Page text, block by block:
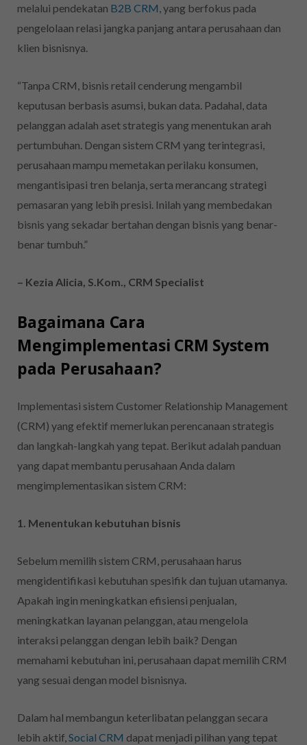
melalui pendekatan B2B CRM, yang berfokus pada
pengelolaan relasi jangka panjang antara perusahaan dan
klien bisnisnya.
“Tanpa CRM, bisnis retail cenderung mengambil
keputusan berbasis asumsi, bukan data. Padahal, data
pelanggan adalah aset strategis yang menentukan arah
pertumbuhan. Dengan sistem CRM yang terintegrasi,
perusahaan mampu memetakan perilaku konsumen,
mengantisipasi tren belanja, serta merancang strategi
pemasaran yang lebih presisi. Inilah yang membedakan
bisnis yang sekadar bertahan dengan bisnis yang benar-
benar tumbuh.”
– Kezia Alicia, S.Kom., CRM Specialist
Bagaimana Cara
Mengimplementasi CRM System
pada Perusahaan?
​Implementasi sistem Customer Relationship Management
(CRM) yang efektif memerlukan perencanaan strategis
dan langkah-langkah yang tepat. Berikut adalah panduan
yang dapat membantu perusahaan Anda dalam
mengimplementasikan sistem CRM:​
1. Menentukan kebutuhan bisnis
Sebelum memilih sistem CRM, perusahaan harus
mengidentifikasi kebutuhan spesifik dan tujuan utamanya.
Apakah ingin meningkatkan efisiensi penjualan,
meningkatkan layanan pelanggan, atau mengelola
interaksi pelanggan dengan lebih baik? Dengan
memahami kebutuhan ini, perusahaan dapat memilih CRM
yang sesuai dengan model bisnisnya.
Dalam hal membangun keterlibatan pelanggan secara
lebih aktif,Social CRM dapat menjadi pilihan yang tepat